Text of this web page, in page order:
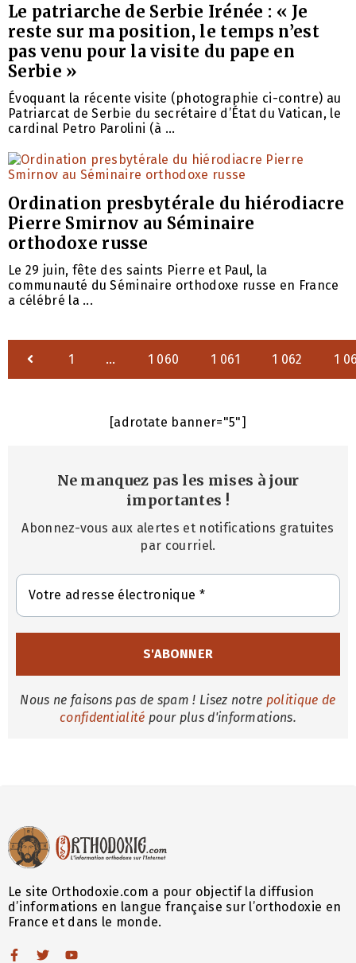
Le patriarche de Serbie Irénée : « Je
reste sur ma position, le temps n’est
pas venu pour la visite du pape en
Serbie »
Évoquant la récente visite (photographie ci-contre) au
Patriarcat de Serbie du secrétaire d’État du Vatican, le
cardinal Petro Parolini (à ...
Ordination presbytérale du hiérodiacre
Pierre Smirnov au Séminaire
orthodoxe russe
Le 29 juin, fête des saints Pierre et Paul, la
communauté du Séminaire orthodoxe russe en France
a célébré la ...
1 … 1 060 1 061 1 062 1
[adrotate banner="5"]
Ne manquez pas les mises à jour
importantes !
Abonnez-vous aux alertes et notifications gratuites
par courriel.
Nous ne faisons pas de spam ! Lisez notre politique de
confidentialité pour plus d'informations.
Le site Orthodoxie.com a pour objectif la diffusion
d’informations en langue française sur l’orthodoxie en
France et dans le monde.